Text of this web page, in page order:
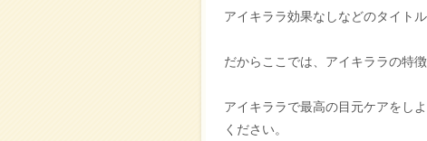
アイキララ効果なしなどのタイト
だからここでは、アイキララの特徴
アイキララで最高の目元ケアをし
ください。